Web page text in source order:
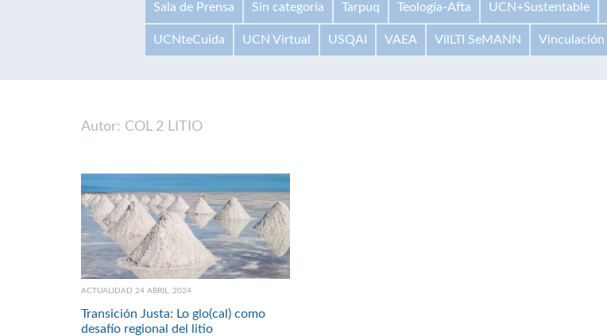
Sala de Prensa Sin categoría Tarpuq Teología-Afta UCN+Sustentable
UCNteCuida UCN Virtual USQAI VAEA VilLTI SeMANN Vinculación
Autor: COL 2 LITIO
ACTUALIDAD 24 ABRIL, 2024
Transición Justa: Lo glo(cal) como
desafío regional del litio